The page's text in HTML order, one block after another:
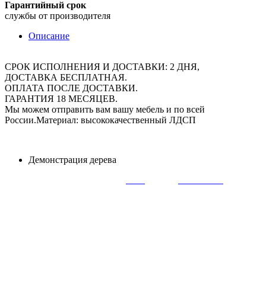
Гарантийный срок
службы от производителя
Описание
СРОК ИСПОЛНЕНИЯ И ДОСТАВКИ: 2 ДНЯ,
ДОСТАВКА БЕСПЛАТНАЯ.
ОПЛАТА ПОСЛЕ ДОСТАВКИ.
ГАРАНТИЯ 18 МЕСЯЦЕВ.
Мы можем отправить вам вашу мебель и по всей
России.Материал: высококачественный ЛДСП
Демонстрация дерева